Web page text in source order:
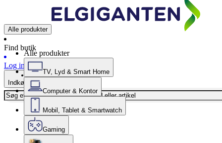
Alle produkter
Find butik
Log ind
Indkøbskurv
Alle produkter
TV, Lyd & Smart Home
Computer & Kontor
Mobil, Tablet & Smartwatch
Gaming